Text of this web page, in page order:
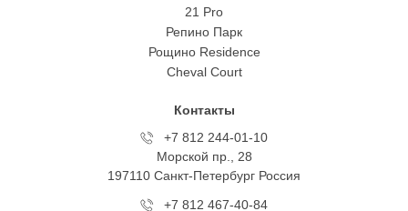
21 Pro
Репино Парк
Рощино Residence
Cheval Court
Контакты
+7 812 244-01-10
Морской пр., 28
197110 Санкт-Петербург Росcия
+7 812 467-40-84